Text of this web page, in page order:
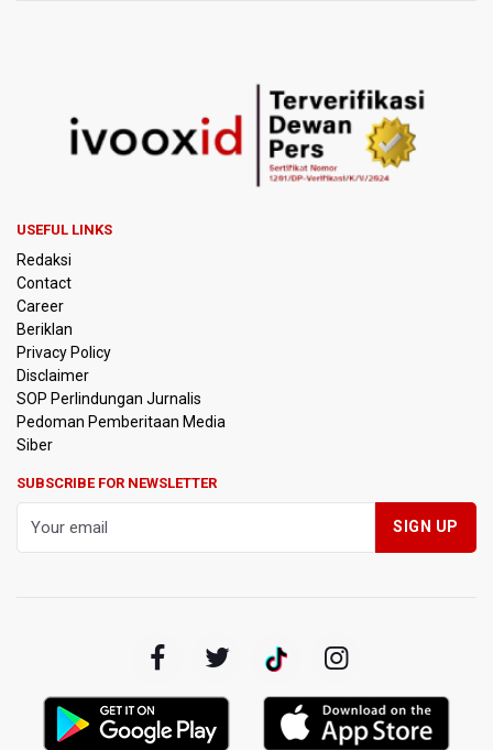
Pemadaman Karhutla Gunung Bromo
Pemerintah Tunda Penerapan Pajak Marketplace, DJP:
Jaga Daya Beli Masyarakat
Anggota Komisi III DPR Usulkan Mekanisme Pra Judicial
dalam RUU Perampasan Aset
KPK Sebut Pejabat Kemenhut Diduga Menerima 12.500
Dolar Singapura dari Bupati Kuantan Singingi Nonaktif
Suhardiman Amby
Amnesty International Desak Hentikan Sementara dan
Evaluasi Program MBG Usai Rentetan Dugaan Keracunan
Pemerintah Diminta Lindungi Peternak Kecil
Tak Mampu Bayar Gaji ASN, Ratusan Pemda Dapat
Pemerintah Tambah Penempatan Dana SAL di Himbara
OJK Wajibkan Pindar Serahkan Data Transaksi
Pendanaan
USEFUL LINKS
Redaksi
Contact
Career
Beriklan
Privacy Policy
Disclaimer
SOP Perlindungan Jurnalis
Pedoman Pemberitaan Media
Siber
SUBSCRIBE FOR NEWSLETTER